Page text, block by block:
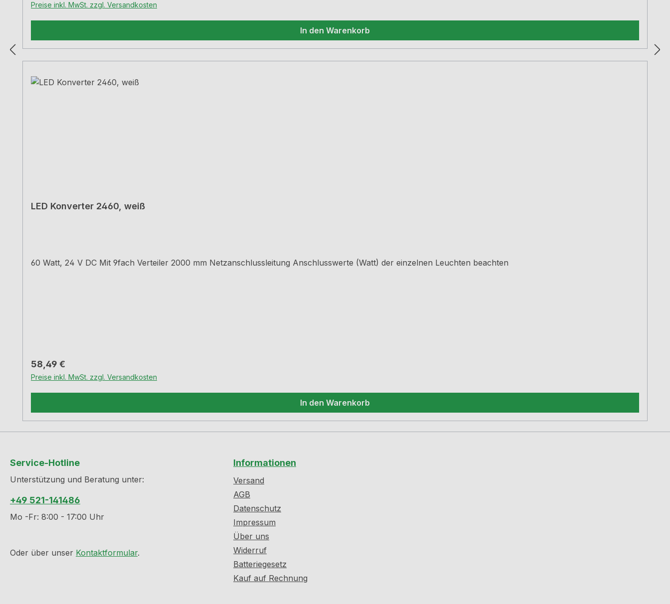
Preise inkl. MwSt. zzgl. Versandkosten
In den Warenkorb
LED Konverter 2460, weiß
60 Watt, 24 V DC Mit 9fach Verteiler 2000 mm Netzanschlussleitung Anschlusswerte (Watt) der einzelnen Leuchten beachten
Regulärer Preis:
58,49 €
Preise inkl. MwSt. zzgl. Versandkosten
In den Warenkorb
Service-Hotline
Unterstützung und Beratung unter:
+49 521-141486
Mo -Fr: 8:00 - 17:00 Uhr
Oder über unser Kontaktformular.
Informationen
Versand
AGB
Datenschutz
Impressum
Über uns
Widerruf
Batteriegesetz
Kauf auf Rechnung